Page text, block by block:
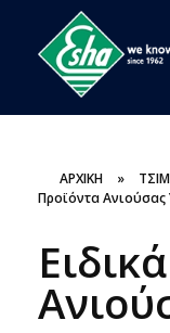
ESHA
ΑΡΧΙΚΗ »
Προϊόντα Ανιούσας